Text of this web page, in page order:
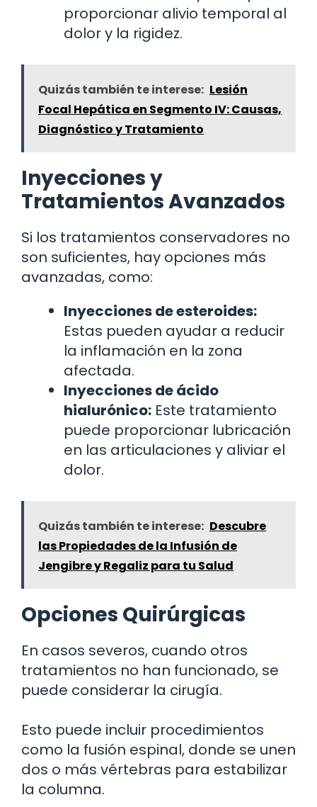
proporcionar alivio temporal al
dolor y la rigidez.
Quizás también te interese: Lesión
Focal Hepática en Segmento IV: Causas,
Diagnóstico y Tratamiento
Inyecciones y
Tratamientos Avanzados
Si los tratamientos conservadores no
son suficientes, hay opciones más
avanzadas, como:
Inyecciones de esteroides:
Estas pueden ayudar a reducir
la inflamación en la zona
afectada.
Inyecciones de ácido
hialurónico: Este tratamiento
puede proporcionar lubricación
en las articulaciones y aliviar el
dolor.
Quizás también te interese: Descubre
las Propiedades de la Infusión de
Jengibre y Regaliz para tu Salud
Opciones Quirúrgicas
En casos severos, cuando otros
tratamientos no han funcionado, se
puede considerar la cirugía.
Esto puede incluir procedimientos
como la fusión espinal, donde se unen
dos o más vértebras para estabilizar
la columna.